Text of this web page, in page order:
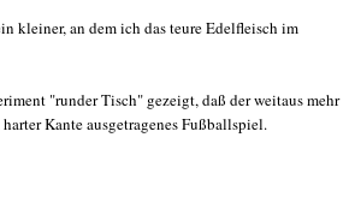
kleiner, an dem ich das teure Edelfleisch im
"runder Tisch" gezeigt, daß der weitaus mehr
Kante ausgetragenes Fußballspiel.